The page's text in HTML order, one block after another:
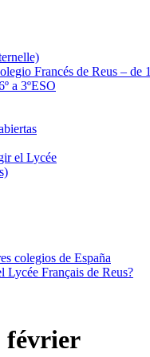
Francés de Reus – de
a 3ºESO
el Lycée
colegios de España
Lycée Français de Reus?
février